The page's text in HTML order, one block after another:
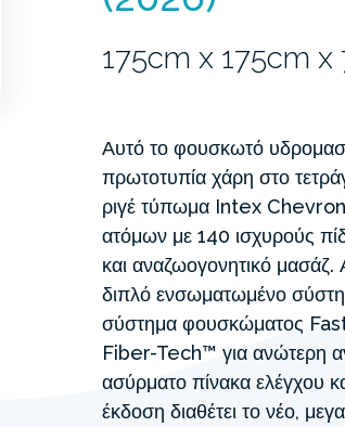
175cm x 175cm x
Αυτό το φουσκωτό
πρωτοτυπία χάρη στο
ριγέ τύπωμα Intex
ατόμων με 140 ισχυρούς
και αναζωογονητικό
διπλό ενσωματωμένο
σύστημα φουσκώματος
Fiber-Tech™ για ανώτερη
ασύρματο πίνακα ελέγχου
έκδοση διαθέτει το νέο,